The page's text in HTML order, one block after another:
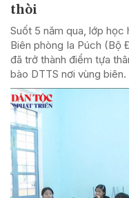
thòi
Suốt 5 năm qua, lớp
Biên phòng Ia Púch (Bộ
đã trở thành điểm tựa
bào DTTS nơi vùng biên.